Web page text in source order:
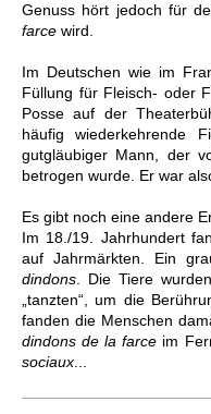
Genuss hört jedoch für
farce wird.
Im Deutschen wie im
Füllung für Fleisch- oder
Posse auf der
häufig wiederkehrende
gutgläubiger Mann, der
betrogen wurde. Er war
Es gibt noch eine andere
Im 18./19. Jahrhundert
auf Jahrmärkten. Ein
dindons . Die Tiere
„tanzten“, um die
fanden die Menschen
dindons de la farce im
sociaux